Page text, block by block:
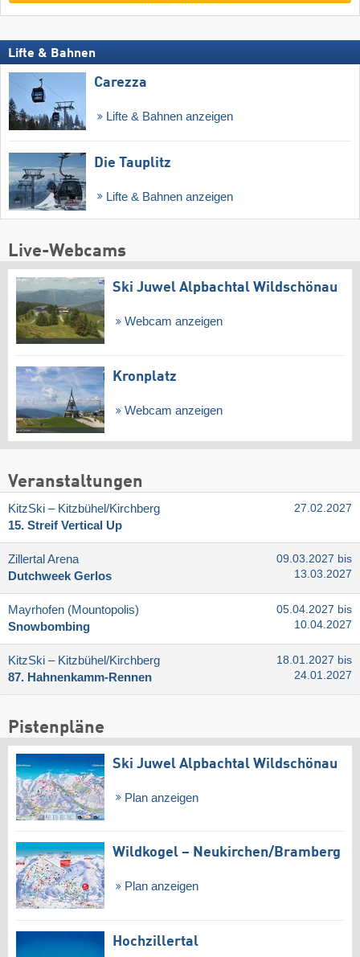
Lifte & Bahnen
Carezza
Lifte & Bahnen anzeigen
Die Tauplitz
Lifte & Bahnen anzeigen
Live-Webcams
Ski Juwel Alpbachtal Wildschönau
Webcam anzeigen
Kronplatz
Webcam anzeigen
Veranstaltungen
KitzSki – Kitzbühel/​Kirchberg
15. Streif Vertical Up
27.02.2027
Zillertal Arena
Dutchweek Gerlos
09.03.2027 bis
13.03.2027
Mayrhofen (Mountopolis)
Snowbombing
05.04.2027 bis
10.04.2027
KitzSki – Kitzbühel/​Kirchberg
87. Hahnenkamm-Rennen
18.01.2027 bis
24.01.2027
Pistenpläne
Ski Juwel Alpbachtal Wildschönau
Plan anzeigen
Wildkogel – Neukirchen/​Bramberg
Plan anzeigen
Hochzillertal